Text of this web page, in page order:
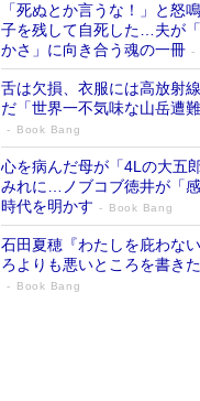
「死ぬとか言うな！」と怒
子を残して自死した…夫が
かさ」に向き合う魂の一冊
舌は欠損、衣服には高放射
だ「世界一不気味な山岳遭
Book Bang
心を病んだ母が「4Lの大五
みれに…ノブコブ徳井が「
時代を明かす
Book Bang
石田夏穂『わたしを庇わな
ろよりも悪いところを書き
Book Bang